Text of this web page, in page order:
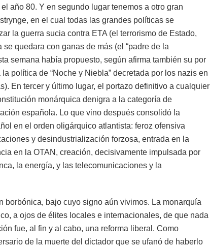
año 80. Y en segundo lugar tenemos a otro gran
en el cual todas las grandes políticas se
la guerra sucia contra ETA (el terrorismo de Estado,
quedara con ganas de más (el “padre de la
semana había propuesto, según afirma también su por
política de “Noche y Niebla” decretada por los nazis en
En tercer y último lugar, el portazo definitivo a cualquier
monárquica denigra a la categoría de
española. Lo que vino después consolidó la
en el orden oligárquico atlantista: feroz ofensiva
y desindustrialización forzosa, entrada en la
en la OTAN, creación, decisivamente impulsada por
la energía, y las telecomunicaciones y la
bajo cuyo signo aún vivimos. La monarquía
a ojos de élites locales e internacionales, de que nada
fue, al fin y al cabo, una reforma liberal. Como
de la muerte del dictador que se ufanó de haberlo